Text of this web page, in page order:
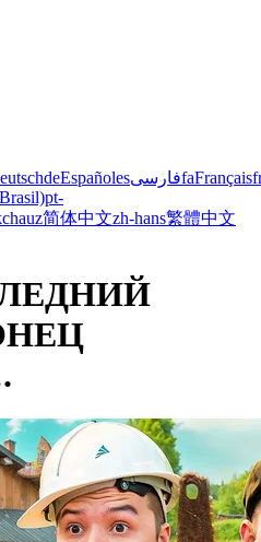
deEspañolesفارسیfaFrançais
pt-
uz简体中文zh-hans繁體中文